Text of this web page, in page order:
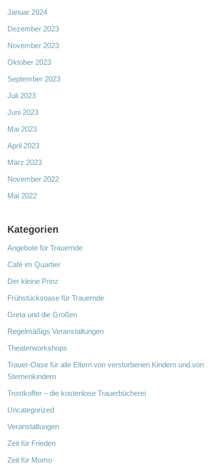
Januar 2024
Dezember 2023
November 2023
Oktober 2023
September 2023
Juli 2023
Juni 2023
Mai 2023
April 2023
März 2023
November 2022
Mai 2022
Kategorien
Angebote für Trauernde
Café im Quartier
Der kleine Prinz
Frühstücksoase für Trauernde
Greta und die Großen
Regelmäßigs Veranstaltungen
Theaterworkshops
Trauer-Oase für alle Eltern von verstorbenen Kindern und von
Sternenkindern
Trostkoffer – die kostenlose Trauerbücherei
Uncategorized
Veranstaltungen
Zeit für Frieden
Zeit für Momo